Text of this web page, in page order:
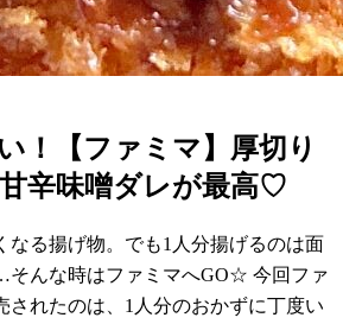
！【ファミマ】厚切り
辛味噌ダレが最高♡
なる揚げ物。でも1人分揚げるのは面
んな時はファミマへGO☆ 今回ファ
されたのは、1人分のおかずに丁度い